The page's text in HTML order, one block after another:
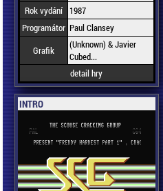
Rok vydání
1987
Programátor Paul Clansey
Grafik
(Unknown) & Javier
Cubed...
detail hry
INTRO